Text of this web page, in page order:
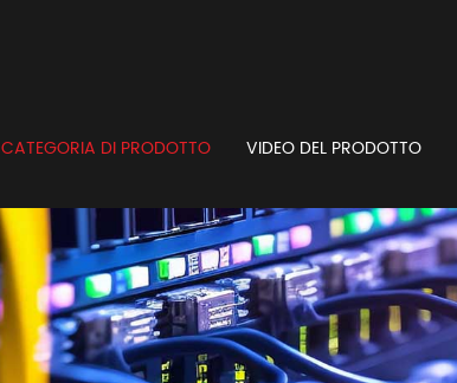
CATEGORIA DI PRODOTTO VIDEO DEL PRODOTTO